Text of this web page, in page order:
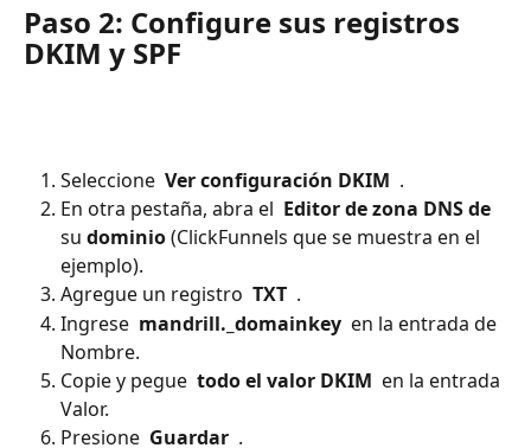
Paso 2: Configure sus registros
DKIM y SPF
Seleccione Ver configuración DKIM .
En otra pestaña, abra el Editor de zona DNS de
su dominio (ClickFunnels que se muestra en el
ejemplo).
Agregue un registro TXT .
Ingrese mandrill._domainkey en la entrada de
Nombre.
Copie y pegue todo el valor DKIM en la entrada
Valor.
Presione Guardar .